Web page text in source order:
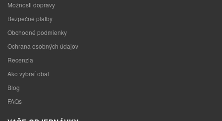
Možnosti dopravy
Bezpečné platby
Obchodné podmienky
Ochrana osobných údajov
Recenzia
Ako vybrať obal
Blog
FAQs